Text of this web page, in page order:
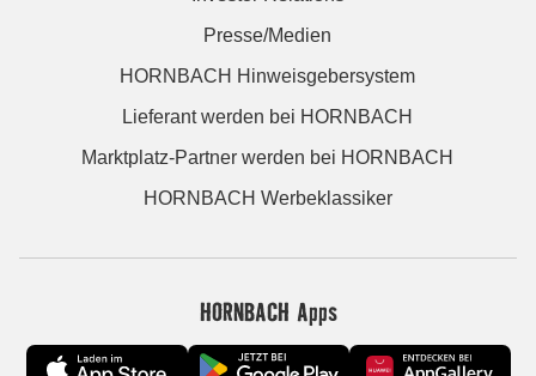
Presse/Medien
HORNBACH Hinweisgebersystem
Lieferant werden bei HORNBACH
Marktplatz-Partner werden bei HORNBACH
HORNBACH Werbeklassiker
HORNBACH Apps